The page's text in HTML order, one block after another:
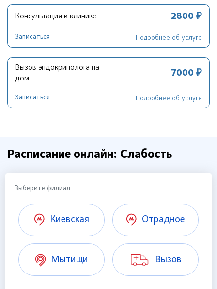
Консультация в клинике 2800 ₽
Записаться Подробнее об услуге
Вызов эндокринолога на
дом
7000 ₽
Записаться Подробнее об услуге
Расписание онлайн: Слабость
Выберите филиал
Киевская Отрадное
Мытищи Вызов